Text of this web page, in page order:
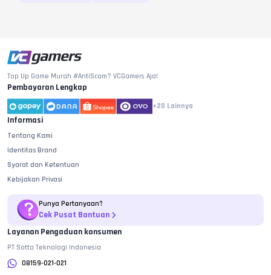
Top Up Game Murah #AntiScam? VCGamers Aja!
Pembayaran Lengkap
+20 Lainnya
Informasi
Tentang Kami
Identitas Brand
Syarat dan Ketentuan
Kebijakan Privasi
Punya Pertanyaan?
Cek Pusat Bantuan
Layanan Pengaduan konsumen
PT Sotta Teknologi Indonesia
08159-021-021